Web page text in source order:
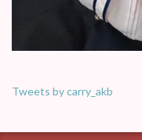
Tweets by carry_akb